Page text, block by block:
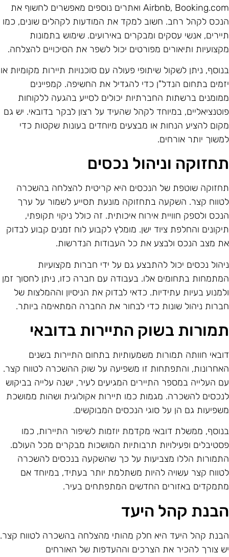
Airbnb, Booking.com ואתרים נוספים מאפשרים לחשוף את
לקהל רחב. חשוב למקד את המודעות לקהלים שונים, כמו
אנשי עסקים ומבקרים באירועים. שימוש בתמונות
ותיאורים מפורטים יכול לשפר את הסיכויים להצלחה.
ניתן לשקול שיתופי פעולה עם סוכנויות תיירות מקומיות או
בתחום הנדל"ן כדי להגדיל את החשיפה. קמפיינים
ברשתות החברתיות יכולים לסייע בהגעה ללקוחות
במיוחד לקהל שהעיד על רצון לבקר בדובאי. יש גם
להציע הנחות או מבצעים מיוחדים בעונות שקטות כדי
יותר אורחים.
וניהול נכסים
שוטפת של הנכסים היא קריטית להצלחה בהשכרה
קצר. השקעה בתחזוקה מונעת תסייע לשמור על ערך
ולספק חוויית אירוח איכותית. זה כולל ניקוי תקופתי,
והחלפת ציוד ישן. מומלץ לקבוע לוח זמנים קבוע לבדוק
מצב הנכס ולבצע את כל העבודות הנדרשות.
נכסים יכול להתבצע גם על ידי חברות מקצועיות
בתחומים אלו. בעבודה עם חברה כזו, ניתן לחסוך זמן
בעיות עתידיות. כדאי לבדוק את הניסיון וההמלצות של
ניהול שונות כדי לבחור את החברה המתאימה ביותר.
בשוק התיירות בדובאי
חוותה תמורות משמעותיות בתחום התיירות בשנים
והתפתחות זו משפיעה על שוק ההשכרה לטווח קצר.
העלייה במספר התיירים המגיעים לעיר, ישנה עלייה בביקוש
להשכרה. מגמות כמו תיירות אקולוגית ושהות ממושכת
גם הן על סוגי הנכסים המבוקשים.
ממשלת דובאי מקדמת יוזמות לשיפור התיירות, כמו
ופעילויות תרבותיות המושכות מבקרים מכל העולם.
הללו מצביעות על כך שהשקעה בנכסים להשכרה
קצר עשויה להיות משתלמת יותר בעתיד, במיוחד אם
באזורים החדשים המתפתחים בעיר.
קהל היעד
קהל היעד היא חלק מהותי מהצלחה בהשכרה לטווח קצר.
צורך להכיר את הצרכים וההעדפות של האורחים